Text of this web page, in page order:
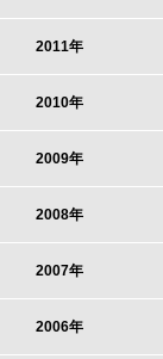
2011年
2010年
2009年
2008年
2007年
2006年